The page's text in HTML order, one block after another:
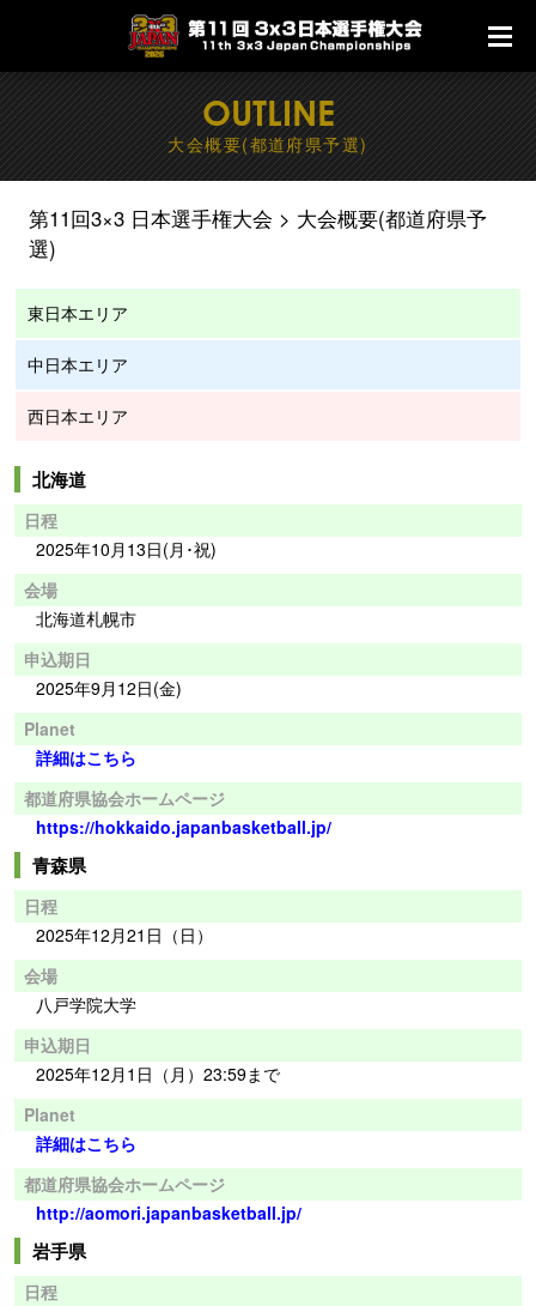
OUTLINE
大会概要(都道府県予選)
第11回3×3 日本選手権大会
大会概要(都道府県予
選)
東日本エリア
中日本エリア
西日本エリア
北海道
日程
2025年10月13日(月･祝)
会場
北海道札幌市
申込期日
2025年9月12日(金)
Planet
詳細はこちら
都道府県協会ホームページ
https://hokkaido.japanbasketball.jp/
青森県
日程
2025年12月21日（日）
会場
八戸学院大学
申込期日
2025年12月1日（月）23:59まで
Planet
詳細はこちら
都道府県協会ホームページ
http://aomori.japanbasketball.jp/
岩手県
日程